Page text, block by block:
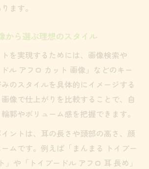
ます。
から選ぶ理想のスタイル
を実現するためには、画像検索や
ル アフロ カット 画像」などのキー
のスタイルを具体的にイメージする
像で仕上がりを比較することで、自
郭やボリューム感を把握できます。
ントは、耳の長さや頭部の高さ、顔
ムです。例えば「まんまる トイプー
」や「トイプードル アフロ 耳 長め」